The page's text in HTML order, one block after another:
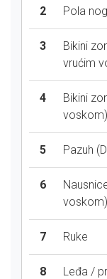
2 Pola
3
Bikini
vrućim
4
Bikini
voskom)
5 Pazuh
6
voskom)
7 Ruke
8 Leđa /